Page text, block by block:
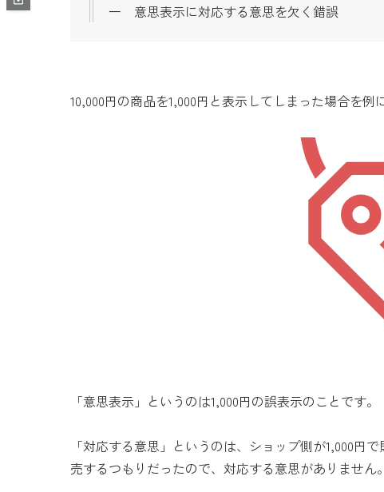
一 意思表示に対応する意思を欠く錯誤
10,000円の商品を1,000円と表示してしまった場合を例
「意思表示」というのは1,000円の誤表示のことです。
「対応する意思」というのは、ショップ側が1,000円
売するつもりだったので、対応する意思がありません。